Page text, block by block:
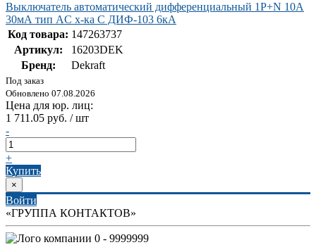
Выключатель автоматический дифференциальный 1Р+N 10А
30мА тип AC х-ка С ДИФ-103 6кА
Код товара: 147263737
Артикул:
16203DEK
Бренд:
Dekraft
Под заказ
Обновлено 07.08.2026
Цена для юр. лиц:
1 711.05 руб. / шт
-
+
Купить
×
Войти
«ГРУППА КОНТАКТОВ»
0 - 9999999